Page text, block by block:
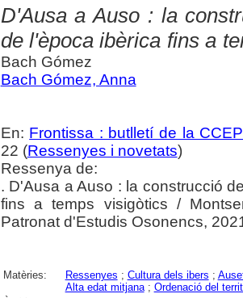
D'Ausa a Auso : la
de l'època ibèrica fins a
Bach Gómez
Bach Gómez, Anna
En: Frontissa : butlletí de la
22 (Ressenyes i novetats)
Ressenya de:
. D'Ausa a Auso : la construcció
fins a temps visigòtics /
Patronat d'Estudis Osonencs,
Matèries: Ressenyes ; Cultura dels ibers ;
Alta edat mitjana; Ordenació del